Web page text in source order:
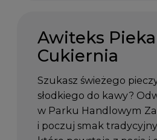
Awiteks
Cukiernia
Szukasz świeżego
słodkiego do kawy?
w Parku Handlowym
i poczuj smak